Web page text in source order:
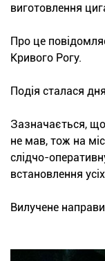
виготовлення
Про це
Кривого Рогу.
Подія сталася
Зазначається,
не мав, тож на
слідчо-
встановлення
Вилучене